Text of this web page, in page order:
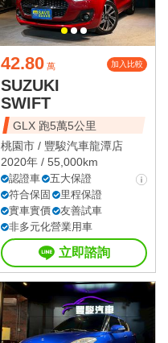
42.80 萬 加入比較
SUZUKI
SWIFT
GLX 跑5萬5公里
桃園市 / 豐駿汽車龍潭店
2020年 / 55,000km
認證車
五大保證
符合保固
里程保證
實車實價
友善試車
非多元化營業用車
立即諮詢